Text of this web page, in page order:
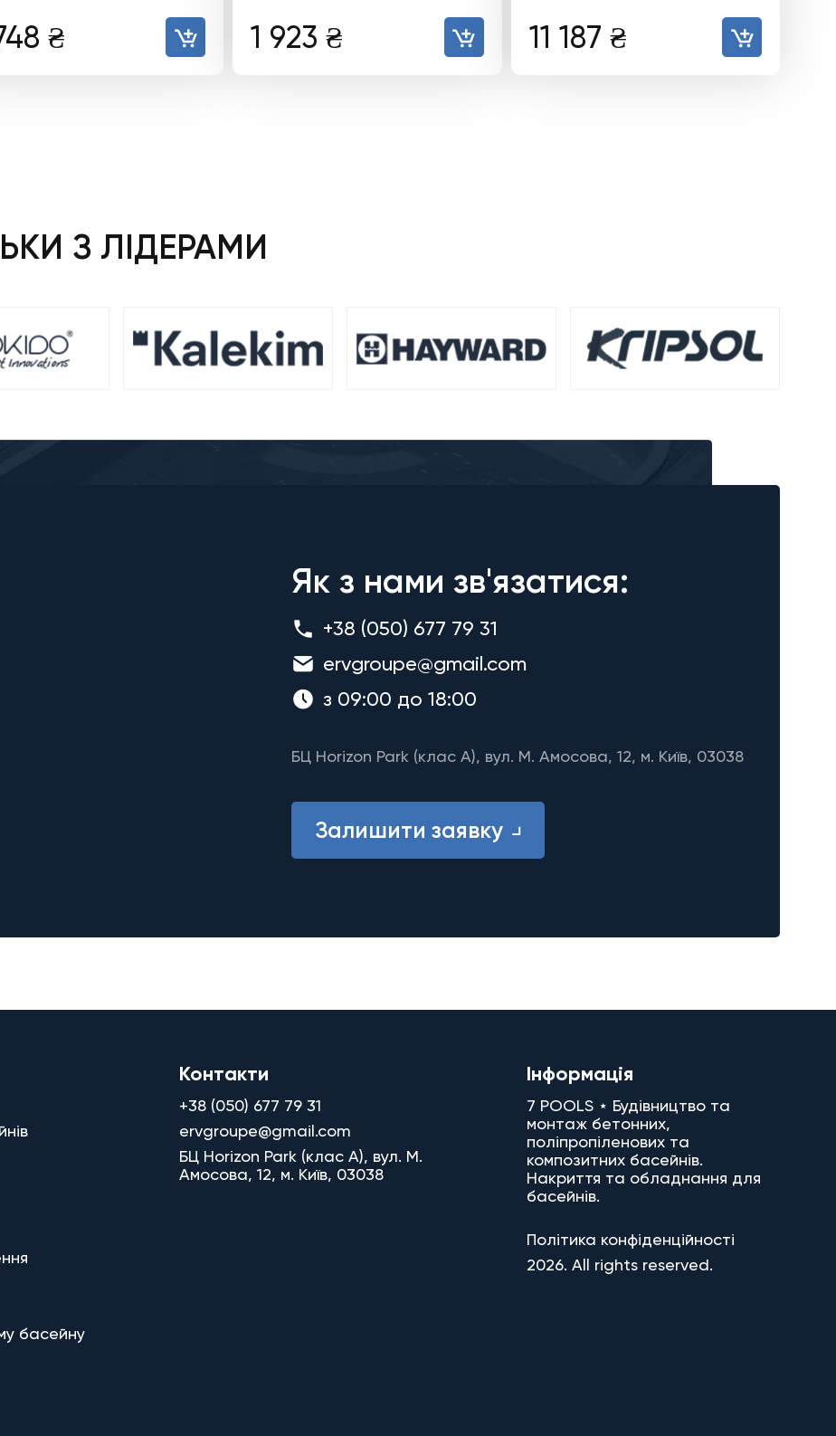
₴ 1 923 ₴ 11 187 ₴
З ЛІДЕРАМИ
Як з нами зв'язатися:
+38 (050) 677 79 31
ervgroupe@gmail.com
з 09:00 до 18:00
БЦ Horizon Park (клас A), вул. М. Амосова, 12, м. Київ, 03038
Залишити заявку
басейну
Контакти
+38 (050) 677 79 31
ervgroupe@gmail.com
БЦ Horizon Park (клас A), вул. М.
Амосова, 12, м. Київ, 03038
Інформація
7 POOLS ⋆ Будівництво та
монтаж бетонних,
поліпропіленових та
композитних басейнів.
Накриття та обладнання для
басейнів.
Політика конфіденційності
2026. All rights reserved.